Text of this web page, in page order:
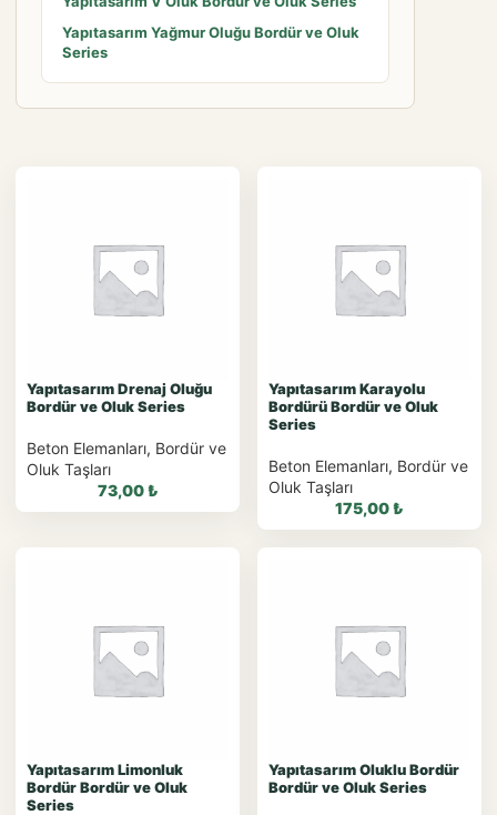
Yapıtasarım Yağmur Oluğu Bordür ve Oluk
Series
Yapıtasarım Drenaj Oluğu
Bordür ve Oluk Series
Beton Elemanları, Bordür ve
Oluk Taşları
73,00₺
Sipariş
WhatsApp Teklif Al
Yapıtasarım Karayolu
Bordürü Bordür ve Oluk
Series
Beton Elemanları, Bordür ve
Oluk Taşları
175,00₺
WhatsApp ile
Sipariş
Yapıtasarım Limonluk
Bordür Bordür ve Oluk
Series
Yapıtasarım Oluklu Bordür
Bordür ve Oluk Series